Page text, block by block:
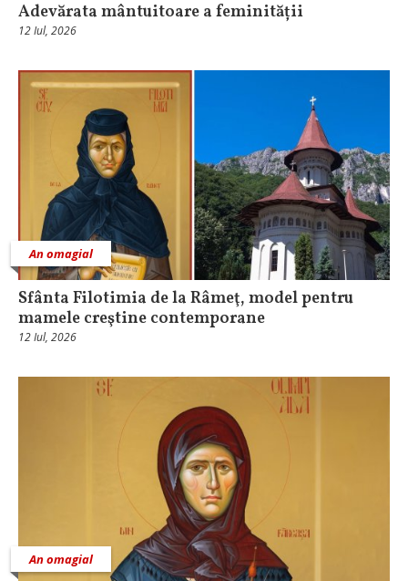
Adevărata mântuitoare a feminității
12 Iul, 2026
An omagial
Sfânta Filotimia de la Râmeţ, model pentru
mamele creştine contemporane
12 Iul, 2026
An omagial